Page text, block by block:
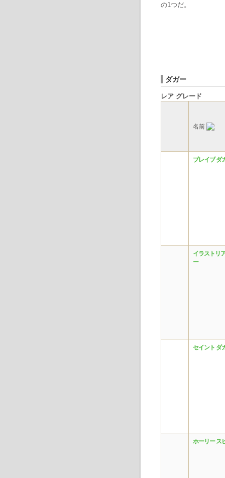
の1つだ。
ダガー
レア グレード
名前
ブレイブ ダ
イラストリ
ー
セイント ダ
ホーリー ス